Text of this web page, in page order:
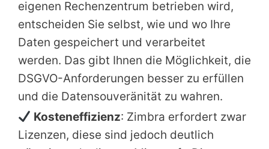
eigenen Rechenzentrum betrieben wird,
entscheiden Sie selbst, wie und wo Ihre
Daten gespeichert und verarbeitet
werden. Das gibt Ihnen die Möglichkeit, die
DSGVO-Anforderungen besser zu erfüllen
und die Datensouveränität zu wahren.
Kosteneffizienz: Zimbra erfordert zwar
Lizenzen, diese sind jedoch deutlich